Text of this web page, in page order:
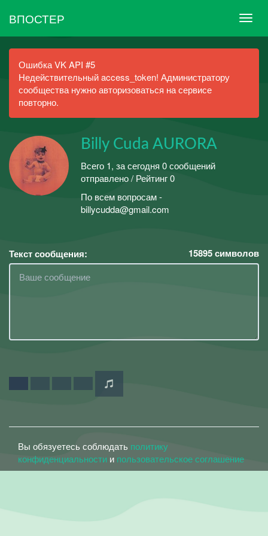
ВПОСТЕР
Ошибка VK API #5
Недействительный access_token! Администратору
сообщества нужно авторизоваться на сервисе
повторно.
Billy Cuda AURORA
Всего 1, за сегодня 0 сообщений
отправлено / Рейтинг 0
По всем вопросам -
billycudda@gmail.com
Текст сообщения: 15895символов
Вы обязуетесь соблюдать политику
конфиденциальности и пользовательское соглашение